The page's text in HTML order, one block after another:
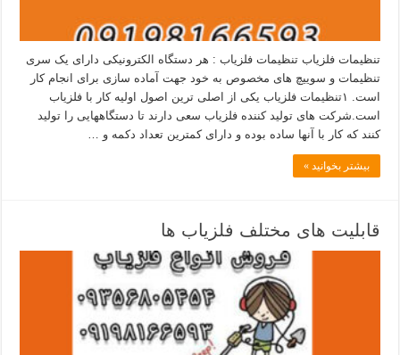
تنظیمات فلزیاب تنظیمات فلزیاب : هر دستگاه الکترونیکی دارای یک سری
تنظیمات و سوییچ های مخصوص به خود جهت آماده سازی برای انجام کار
است. ۱تنظیمات فلزیاب یکی از اصلی ترین اصول اولیه کار با فلزیاب
است.شرکت های تولید کننده فلزیاب سعی دارند تا دستگاههایی را تولید
کنند که کار با آنها ساده بوده و دارای کمترین تعداد دکمه و …
بیشتر بخوانید »
قابلیت های مختلف فلزیاب ها